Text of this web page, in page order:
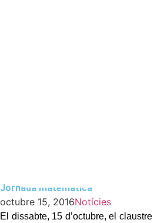
Jornada matemàtica
octubre 15, 2016Notícies
El dissabte, 15 d’octubre, el